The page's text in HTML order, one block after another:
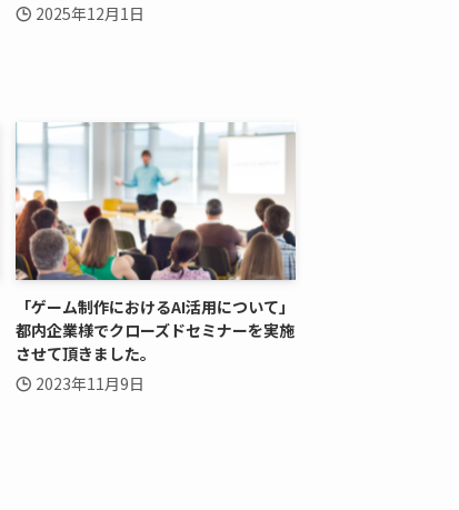
2025年12月1日
「ゲーム制作におけるAI活用について」
都内企業様でクローズドセミナーを実施
させて頂きました。
2023年11月9日